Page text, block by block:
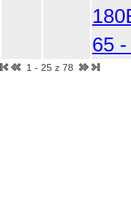
65
1 - 25 z 78